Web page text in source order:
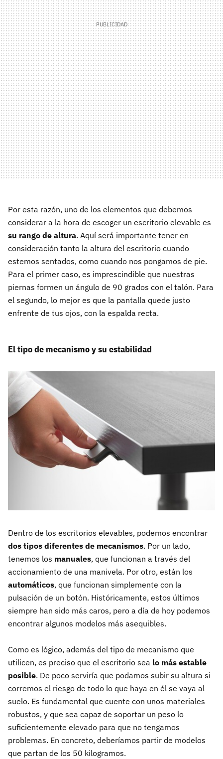
Por esta razón, uno de los elementos que debemos
considerar a la hora de escoger un escritorio elevable es
su rango de altura. Aquí será importante tener en
consideración tanto la altura del escritorio cuando
estemos sentados, como cuando nos pongamos de pie.
Para el primer caso, es imprescindible que nuestras
piernas formen un ángulo de 90 grados con el talón. Para
el segundo, lo mejor es que la pantalla quede justo
enfrente de tus ojos, con la espalda recta.
El tipo de mecanismo y su estabilidad
Dentro de los escritorios elevables, podemos encontrar
dos tipos diferentes de mecanismos. Por un lado,
tenemos los manuales, que funcionan a través del
accionamiento de una manivela. Por otro, están los
automáticos, que funcionan simplemente con la
pulsación de un botón. Históricamente, estos últimos
siempre han sido más caros, pero a día de hoy podemos
encontrar algunos modelos más asequibles.
Como es lógico, además del tipo de mecanismo que
utilicen, es preciso que el escritorio sea lo más estable
posible. De poco serviría que podamos subir su altura si
corremos el riesgo de todo lo que haya en él se vaya al
suelo. Es fundamental que cuente con unos materiales
robustos, y que sea capaz de soportar un peso lo
suficientemente elevado para que no tengamos
problemas. En concreto, deberíamos partir de modelos
que partan de los 50 kilogramos.